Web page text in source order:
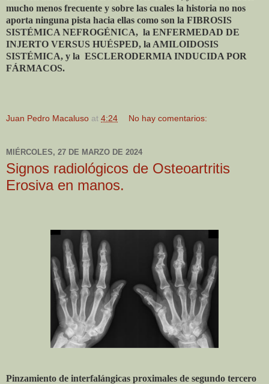
mucho menos frecuente y sobre las cuales la historia no nos
aporta ninguna pista hacia ellas como son la FIBROSIS
SISTÉMICA NEFROGÉNICA, la ENFERMEDAD DE
INJERTO VERSUS HUÉSPED, la AMILOIDOSIS
SISTÉMICA, y la ESCLERODERMIA INDUCIDA POR
FÁRMACOS.
Juan Pedro Macaluso at 4:24 No hay comentarios:
MIÉRCOLES, 27 DE MARZO DE 2024
Signos radiológicos de Osteoartritis
Erosiva en manos.
Pinzamiento de interfalángicas proximales de segundo tercero